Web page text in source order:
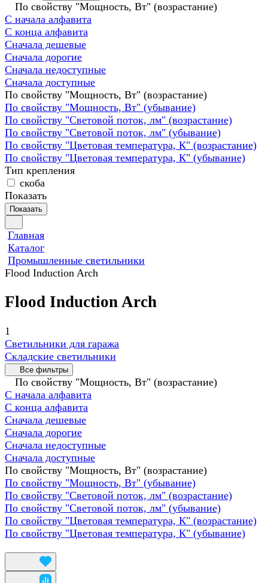
По свойству "Мощность, Вт" (возрастание)
С начала алфавита
С конца алфавита
Сначала дешевые
Сначала дорогие
Сначала недоступные
Сначала доступные
По свойству "Мощность, Вт" (возрастание)
По свойству "Мощность, Вт" (убывание)
По свойству "Световой поток, лм" (возрастание)
По свойству "Световой поток, лм" (убывание)
По свойству "Цветовая температура, К" (возрастание)
По свойству "Цветовая температура, К" (убывание)
Тип крепления
скоба
Показать
Показать
Главная
Каталог
Промышленные светильники
Flood Induction Arch
Flood Induction Arch
1
Светильники для гаража
Складские светильники
Все фильтры
По свойству "Мощность, Вт" (возрастание)
С начала алфавита
С конца алфавита
Сначала дешевые
Сначала дорогие
Сначала недоступные
Сначала доступные
По свойству "Мощность, Вт" (возрастание)
По свойству "Мощность, Вт" (убывание)
По свойству "Световой поток, лм" (возрастание)
По свойству "Световой поток, лм" (убывание)
По свойству "Цветовая температура, К" (возрастание)
По свойству "Цветовая температура, К" (убывание)